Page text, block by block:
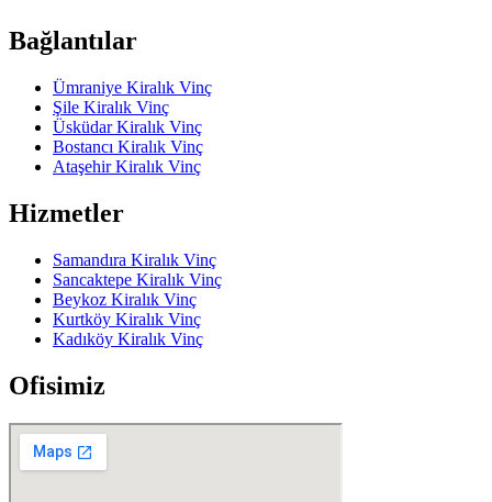
Bağlantılar
Ümraniye Kiralık Vinç
Şile Kiralık Vinç
Üsküdar Kiralık Vinç
Bostancı Kiralık Vinç
Ataşehir Kiralık Vinç
Hizmetler
Samandıra Kiralık Vinç
Sancaktepe Kiralık Vinç
Beykoz Kiralık Vinç
Kurtköy Kiralık Vinç
Kadıköy Kiralık Vinç
Ofisimiz